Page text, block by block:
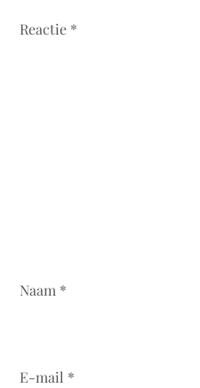
Reactie *
Naam *
E-mail *